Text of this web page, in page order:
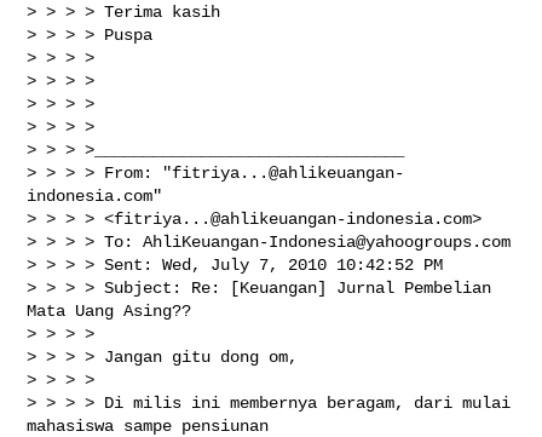
> > > > Terima kasih
> > > > Puspa
> > > >
> > > >
> > > >
> > > >
> > > >________________________________
> > > > From: "fitriya...@ahlikeuangan-
indonesia.com"
> > > > <fitriya...@ahlikeuangan-indonesia.com>
> > > > To: AhliKeuangan-Indonesia@yahoogroups.com
> > > > Sent: Wed, July 7, 2010 10:42:52 PM
> > > > Subject: Re: [Keuangan] Jurnal Pembelian
Mata Uang Asing??
> > > >
> > > > Jangan gitu dong om,
> > > >
> > > > Di milis ini membernya beragam, dari mulai
mahasiswa sampe pensiunan